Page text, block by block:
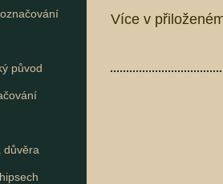
původ
důvěra
Více v